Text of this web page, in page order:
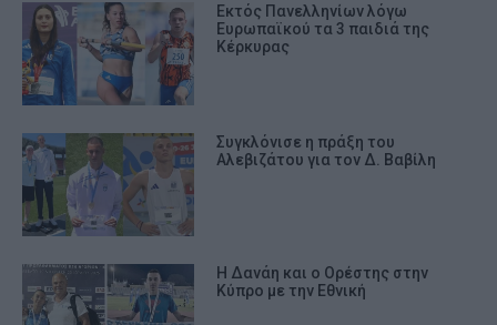
Εκτός Πανελληνίων λόγω
Ευρωπαϊκού τα 3 παιδιά της
Κέρκυρας
Συγκλόνισε η πράξη του
Αλεβιζάτου για τον Δ. Βαβίλη
Η Δανάη και ο Ορέστης στην
Κύπρο με την Εθνική